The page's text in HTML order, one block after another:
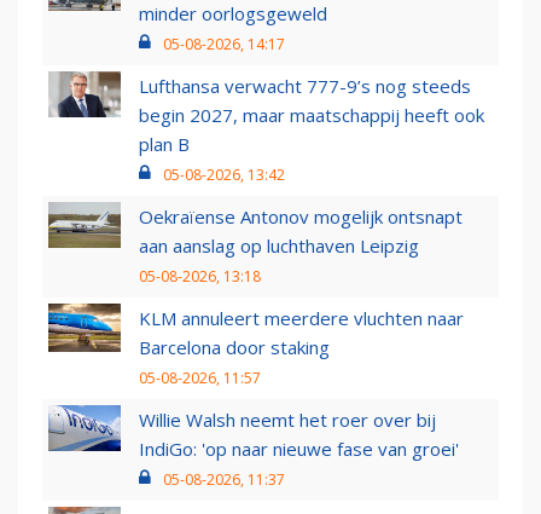
minder oorlogsgeweld
05-08-2026, 14:17
Lufthansa verwacht 777-9’s nog steeds
begin 2027, maar maatschappij heeft ook
plan B
05-08-2026, 13:42
Oekraïense Antonov mogelijk ontsnapt
aan aanslag op luchthaven Leipzig
05-08-2026, 13:18
KLM annuleert meerdere vluchten naar
Barcelona door staking
05-08-2026, 11:57
Willie Walsh neemt het roer over bij
IndiGo: 'op naar nieuwe fase van groei'
05-08-2026, 11:37